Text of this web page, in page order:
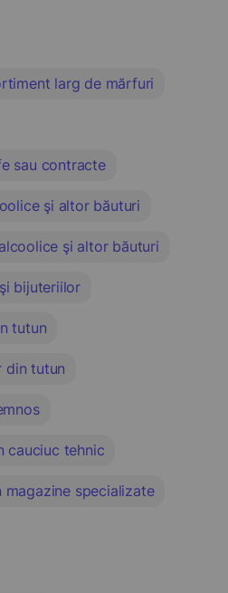
larg de mărfuri
sau contracte
şi altor băuturi
şi altor băuturi
bijuteriilor
tutun
din tutun
cauciuc tehnic
specializate